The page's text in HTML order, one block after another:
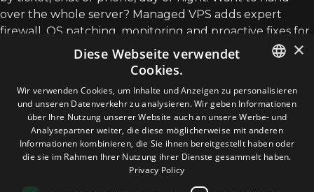
over the whole server? Managed VPS adds expert
firewall, OS patching, monitoring and proactive fixes for
€25/mo. Moving in from another host? Migration is free,
Talk to support →
ENGLISH
ROMANIAN
×
Diese Webseite verwendet
Cookies.
Wir verwenden Cookies, um Inhalte und Anzeigen zu personalisieren
und unseren Datenverkehr zu analysieren. Wir geben Informationen
über Ihre Nutzung unserer Website auch an unsere Werbe- und
Analysepartner weiter, die diese möglicherweise mit anderen
Informationen kombinieren, die Sie ihnen bereitgestellt haben oder
die sie im Rahmen Ihrer Nutzung ihrer Dienste gesammelt haben.
Privacy Policy